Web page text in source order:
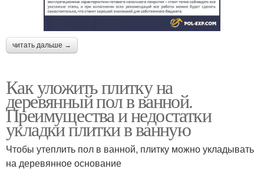
читать дальше →
Как уложить плитку на
деревянный пол в ванной.
Преимущества и недостатки
укладки плитки в ванную
Чтобы утеплить пол в ванной, плитку можно укладывать
на деревянное основание